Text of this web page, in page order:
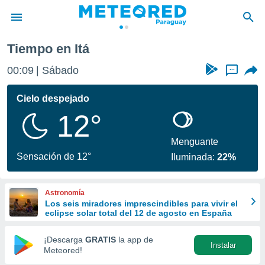
de
ha
calidad.
a este
las
y
forma
digital
basada
Tiempo en Itá
00:09 Sábado ...
Cielo despejado
12°
Sensación de 12°
Menguante
Iluminada:22%
Astronomía
Los seis miradores imprescindibles para vivir el
eclipse solar total del 12 de agosto en España
¡Descarga GRATIS la app de
Meteored!
Instalar